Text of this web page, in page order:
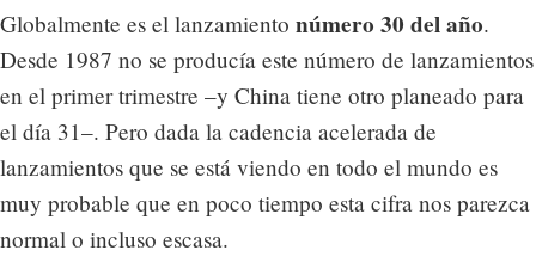
Globalmente es el lanzamiento número 30 del año.
Desde 1987 no se producía este número de lanzamientos
en el primer trimestre –y China tiene otro planeado para
el día 31–. Pero dada la cadencia acelerada de
lanzamientos que se está viendo en todo el mundo es
muy probable que en poco tiempo esta cifra nos parezca
normal o incluso escasa.